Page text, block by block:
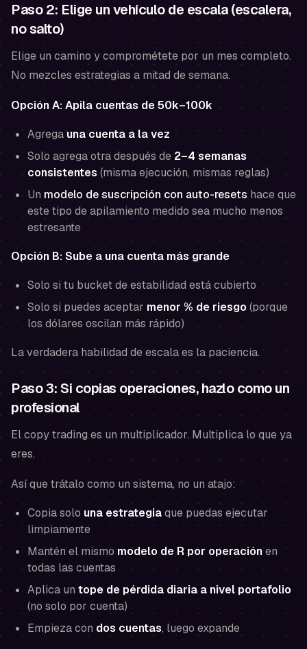
Paso 2: Elige un vehículo de escala (escalera,
no salto)
Elige un camino y comprométete por un mes completo.
No mezcles estrategias a mitad de semana.
Opción A: Apila cuentas de 50k–100k
Agregauna cuenta a la vez
Solo agrega otra después de 2–4 semanas
consistentes (misma ejecución, mismas reglas)
Un modelo de suscripción con auto-resets hace que
este tipo de apilamiento medido sea mucho menos
estresante
Opción B: Sube a una cuenta más grande
Solo si tu bucket de estabilidad está cubierto
Solo si puedes aceptar menor % de riesgo(porque
los dólares oscilan más rápido)
La verdadera habilidad de escala es la paciencia.
Paso 3: Si copias operaciones, hazlo como un
profesional
El copy trading es un multiplicador. Multiplica lo que ya
eres.
Así que trátalo como un sistema, no un atajo:
Copia solo una estrategiaque puedas ejecutar
limpiamente
Mantén el mismo modelo de R por operaciónen
todas las cuentas
Aplica un tope de pérdida diaria a nivel portafolio
(no solo por cuenta)
Empieza con dos cuentas, luego expande